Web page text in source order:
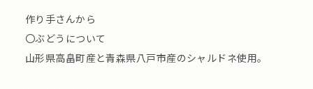
作り手さんから
〇ぶどうについて
山形県高畠町産と青森県八戸市産のシャルドネ使用。